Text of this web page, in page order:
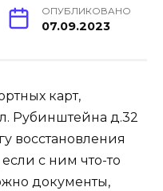
ОПУБЛИКОВАНО
07.09.2023
карт,
Рубинштейна д.32
восстановления
с ним что-то
документы,